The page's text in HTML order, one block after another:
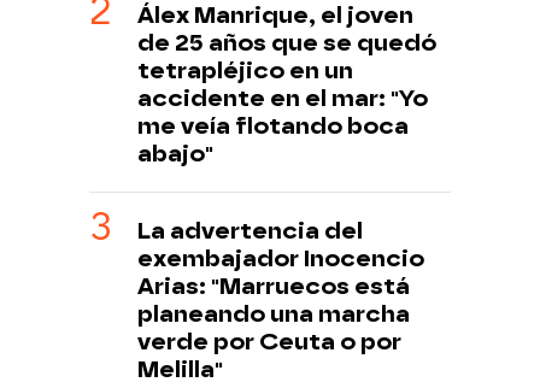
Álex Manrique, el joven
de 25 años que se quedó
tetrapléjico en un
accidente en el mar: "Yo
me veía flotando boca
abajo"
La advertencia del
exembajador Inocencio
Arias: "Marruecos está
planeando una marcha
verde por Ceuta o por
Melilla"